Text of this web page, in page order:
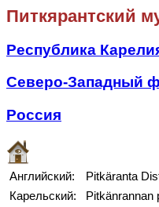
Питкярантский
Республика
Северо-Западный
Россия
Английский:
Pitkäranta
Карельский:
Pitkänrannan